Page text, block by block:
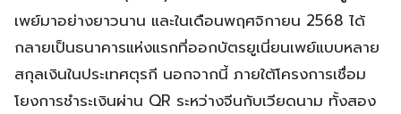
เพย์มาอย่างยาวนาน และในเดือนพฤศจิกายน 2568 ได้
กลายเป็นธนาคารแห่งแรกที่ออกบัตรยูเนี่ยนเพย์แบบหลาย
สกุลเงินในประเทศตุรกี นอกจากนี้ ภายใต้โครงการเชื่อม
โยงการชำระเงินผ่าน QR ระหว่างจีนกับเวียดนาม ทั้งสอง